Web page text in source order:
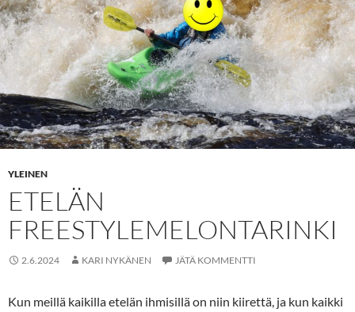
YLEINEN
ETELÄN
FREESTYLEMELONTARINKI
2.6.2024 KARI NYKÄNEN JÄTÄ KOMMENTTI
Kun meillä kaikilla etelän ihmisillä on niin kiirettä, ja kun kaikki